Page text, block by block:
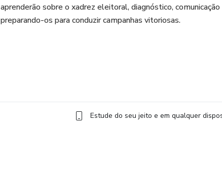
aprenderão sobre o xadrez eleitoral, diagnóstico,
preparando-os para conduzir campanhas vitoriosas.
Estude do seu jeito e em qualquer